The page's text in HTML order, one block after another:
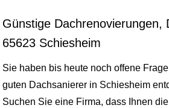
Günstige Dachrenovierungen,
65623 Schiesheim
Sie haben bis heute noch offene
guten Dachsanierer in Schiesheim
Suchen Sie eine Firma, dass Ihnen